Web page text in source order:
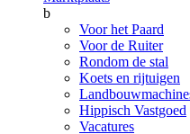
b
Voor het Paard
Voor de Ruiter
Rondom de stal
Koets en rijtuigen
Hippisch Vastgoed
Vacatures